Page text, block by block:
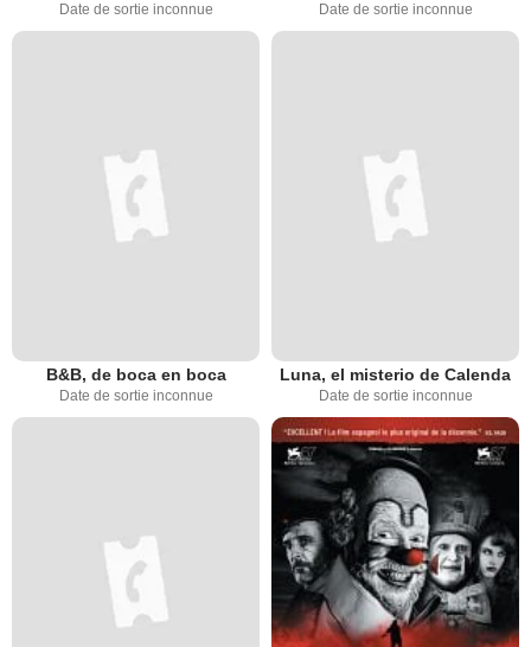
Date de sortie inconnue Date de sortie inconnue
B&B, de boca en boca
Date de sortie inconnue
Luna, el misterio de Calenda
Date de sortie inconnue